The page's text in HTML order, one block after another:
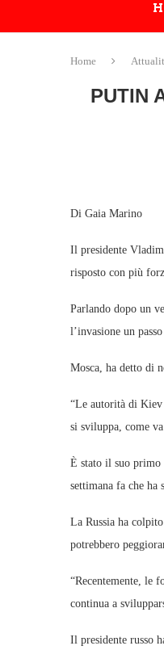
Home
PUTIN
Di Gaia Marino
Il presidente
risposto con più
Parlando dopo un
l’invasione un
Mosca, ha detto di
“Le autorità di Kiev
si sviluppa, come
È stato il suo primo
settimana fa che
La Russia ha
potrebbero
“Recentemente, le
continua a
Il presidente russo